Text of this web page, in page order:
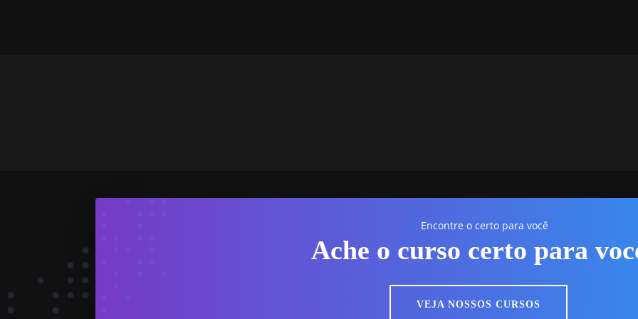
// Encontre o certo para você
Ache o curso certo para
VEJA NOSSOS CURSOS